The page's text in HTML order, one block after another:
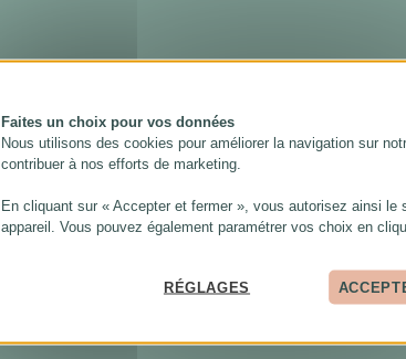
Faites un choix pour vos données
Nous utilisons des cookies pour améliorer la navigation sur
contribuer à nos efforts de marketing.
En cliquant sur « Accepter et fermer », vous autorisez ainsi le
appareil. Vous pouvez également paramétrer vos choix en
RÉGLAGES